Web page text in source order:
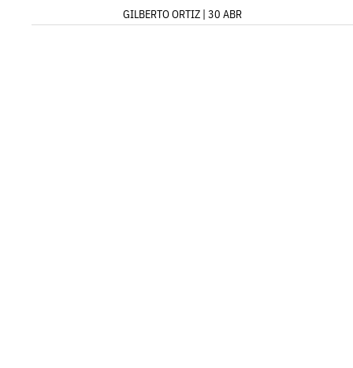
GILBERTO ORTIZ | 30 ABR